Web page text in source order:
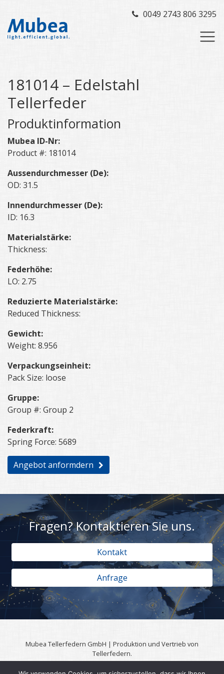
0049 2743 806 3295
181014 – Edelstahl
Tellerfeder
Produktinformation
Mubea ID-Nr:
Product #: 181014
Aussendurchmesser (De):
OD: 31.5
Innendurchmesser (De):
ID: 16.3
Materialstärke:
Thickness:
Federhöhe:
LO: 2.75
Reduzierte Materialstärke:
Reduced Thickness:
Gewicht:
Weight: 8.956
Verpackungseinheit:
Pack Size: loose
Gruppe:
Group #: Group 2
Federkraft:
Spring Force: 5689
Angebot anformdern
Fragen? Kontaktieren Sie uns.
Kontakt
Anfrage
Mubea Tellerfedern GmbH | Produktion und Vertrieb von
Tellerfedern.